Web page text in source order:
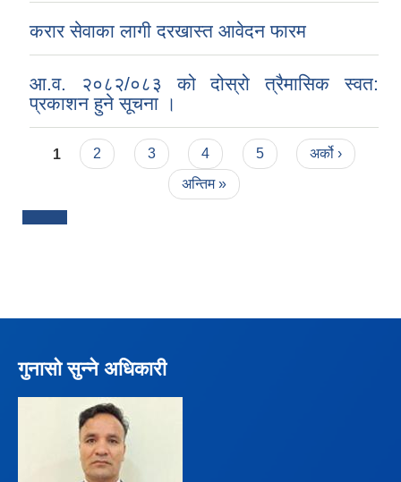
करार सेवाका लागी दरखास्त आवेदन फारम
आ.व. २०८२/०८३ को दोस्रो त्रैमासिक स्वत:
प्रकाशन हुने सूचना ।
Pages
1 2 3 4 5
अर्को ›
अन्तिम »
गुनासो सुन्ने अधिकारी